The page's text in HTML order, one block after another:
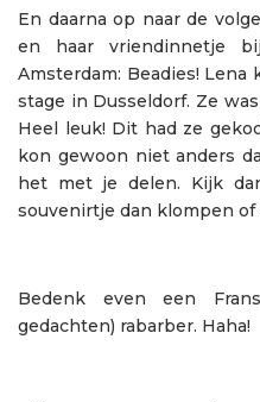
En daarna op naar de
en haar vriendinnetje
Amsterdam: Beadies!
stage in Dusseldorf. Ze
Heel leuk! Dit had ze
kon gewoon niet anders
het met je delen. Kijk
souvenirtje dan klompen
Bedenk even een
gedachten) rabarber. Haha!